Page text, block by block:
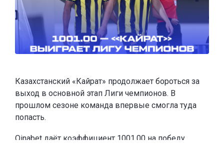
Казахстанский «Кайрат» продолжает бороться за
выход в основной этап Лиги чемпионов. В
прошлом сезоне команда впервые смогла туда
попасть.
Oinabet даёт коэффициент 1001.00 на победу